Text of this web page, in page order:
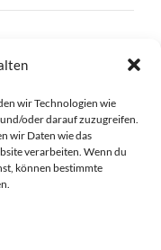
wir Technologien wie
oder darauf zuzugreifen.
wir Daten wie das
verarbeiten. Wenn du
können bestimmte